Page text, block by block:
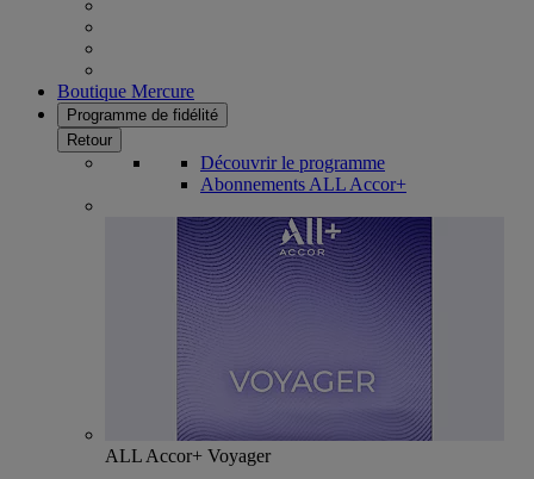
Boutique Mercure
Programme de fidélité
Retour
Découvrir le programme
Abonnements ALL Accor+
ALL Accor+ Voyager